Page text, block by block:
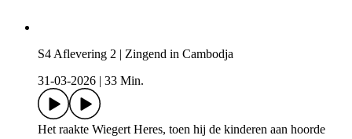
S4 Aflevering 2 | Zingend in Cambodja
31-03-2026
33 Min.
Het raakte Wiegert Heres, toen hij de kinderen aan hoorde